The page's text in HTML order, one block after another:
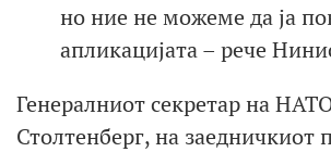
но ние не можеме да ја
апликацијата – рече
Генералниот секретар на
Столтенберг, на заедничкиот